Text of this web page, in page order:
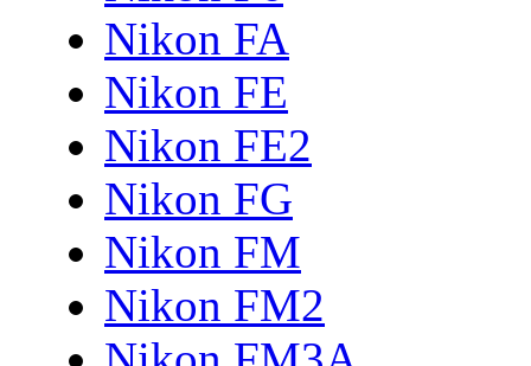
Nikon FA
Nikon FE
Nikon FE2
Nikon FG
Nikon FM
Nikon FM2